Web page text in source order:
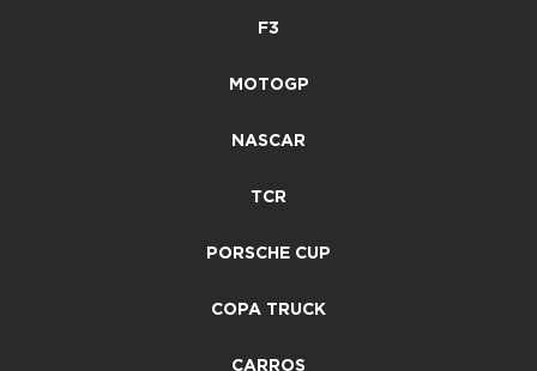
F3
MOTOGP
NASCAR
TCR
PORSCHE CUP
COPA TRUCK
CARROS